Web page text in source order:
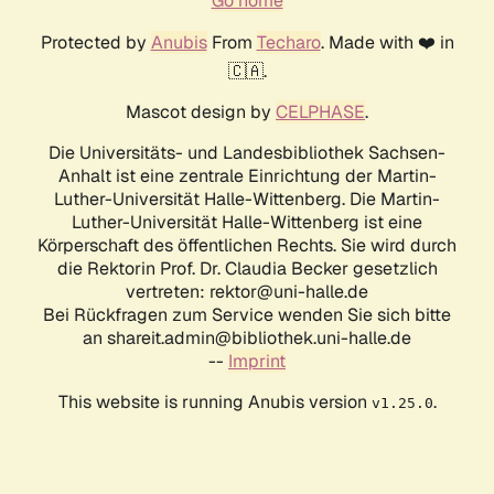
Protected by AnubisFrom Techaro. Made with ❤️ in
🇨🇦.
Mascot design by CELPHASE.
Die Universitäts- und Landesbibliothek Sachsen-
Anhalt ist eine zentrale Einrichtung der Martin-
Luther-Universität Halle-Wittenberg. Die Martin-
Luther-Universität Halle-Wittenberg ist eine
Körperschaft des öffentlichen Rechts. Sie wird durch
die Rektorin Prof. Dr. Claudia Becker gesetzlich
vertreten: rektor@uni-halle.de
Bei Rückfragen zum Service wenden Sie sich bitte
an shareit.admin@bibliothek.uni-halle.de
-- Imprint
This website is running Anubis version v1.25.0.